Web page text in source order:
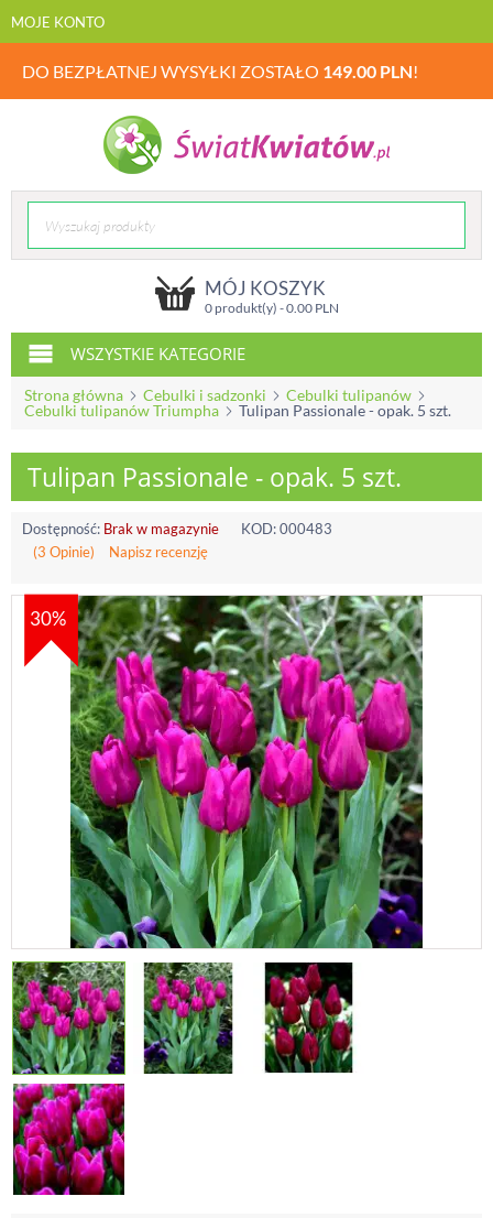
MOJE KONTO
DO BEZPŁATNEJ WYSYŁKI ZOSTAŁO 149.00 PLN!
MÓJ KOSZYK
0 produkt(y) -0.00PLN
WSZYSTKIE KATEGORIE
Strona główna Cebulki i sadzonki
Cebulki tulipanów
Cebulki tulipanów Triumpha
Tulipan Passionale - opak. 5 szt.
Tulipan Passionale - opak. 5 szt.
Dostępność: Brak w magazynie KOD:000483
(3 Opinie)
Napisz recenzję
30%